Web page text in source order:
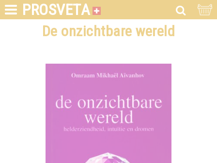
PROSVETA
De onzichtbare wereld